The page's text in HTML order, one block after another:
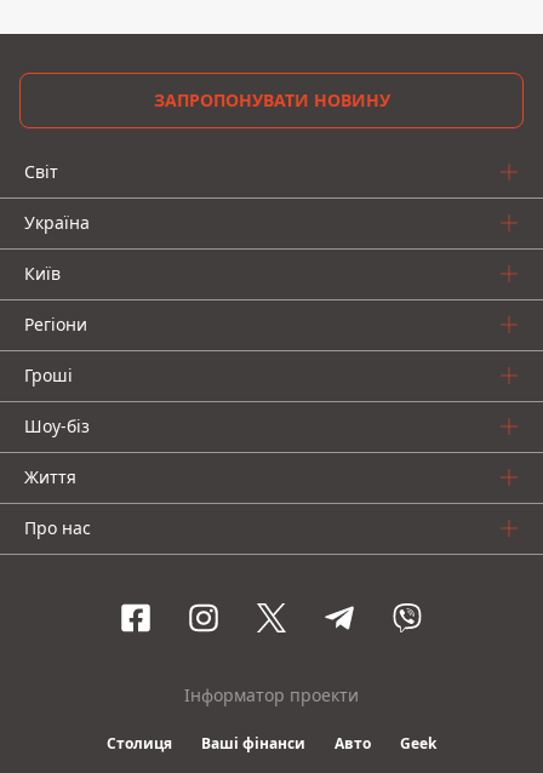
ЗАПРОПОНУВАТИ НОВИНУ
Світ
Україна
Київ
Регіони
Гроші
Шоу-біз
Життя
Про нас
Інформатор проекти
Столиця Ваші фінанси Авто Geek